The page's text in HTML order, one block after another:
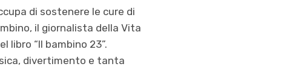
di sostenere le cure di
il giornalista della Vita
“Il bambino 23”.
divertimento e tanta